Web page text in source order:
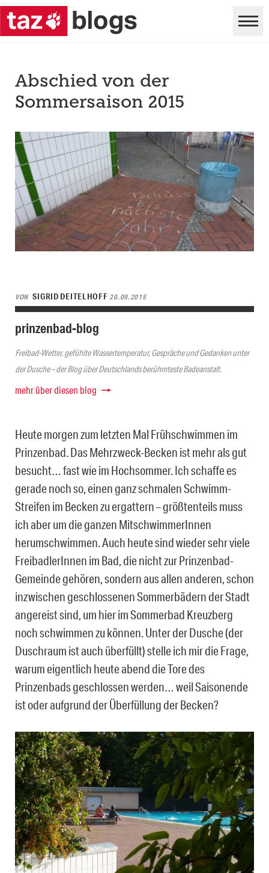
Abschied von der
Sommersaison 2015
VON SIGRID DEITELHOFF20.09.2015
prinzenbad-blog
Freibad-Wetter, gefühlte Wassertemperatur, Gespräche und Gedanken unter
der Dusche – der Blog über Deutschlands berühmteste Badeanstalt.
mehr über diesen blog
Heute morgen zum letzten Mal Frühschwimmen im
Prinzenbad. Das Mehrzweck-Becken ist mehr als gut
besucht… fast wie im Hochsommer. Ich schaffe es
gerade noch so, einen ganz schmalen Schwimm-
Streifen im Becken zu ergattern – größtenteils muss
ich aber um die ganzen MitschwimmerInnen
herumschwimmen. Auch heute sind wieder sehr viele
FreibadlerInnen im Bad, die nicht zur Prinzenbad-
Gemeinde gehören, sondern aus allen anderen, schon
inzwischen geschlossenen Sommerbädern der Stadt
angereist sind, um hier im Sommerbad Kreuzberg
noch schwimmen zu können. Unter der Dusche (der
Duschraum ist auch überfüllt) stelle ich mir die Frage,
warum eigentlich heute abend die Tore des
Prinzenbads geschlossen werden… weil Saisonende
ist oder aufgrund der Überfüllung der Becken?